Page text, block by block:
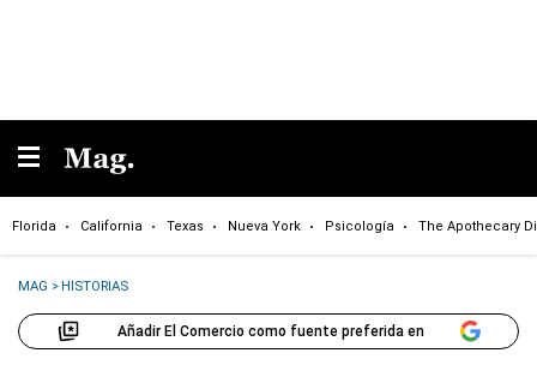
Florida California Texas Nueva York Psicología The Apothecary
MAG >HISTORIAS
Añadir El Comercio como fuente preferida en